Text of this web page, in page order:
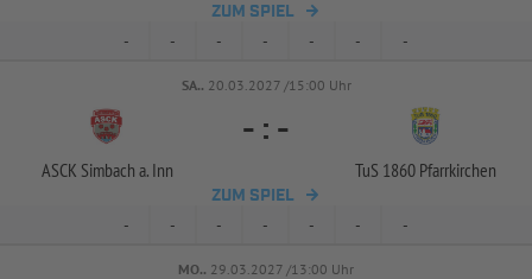
ZUM SPIEL
- - - - - - -
SA.. 20.03.2027 /15:00 Uhr
ASCK Simbach a. Inn
- : -
TuS 1860 Pfarrkirchen
ZUM SPIEL
- - - - - - -
MO.. 29.03.2027 /13:00 Uhr